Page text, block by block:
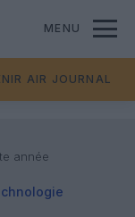
MENU
AIR JOURNAL
année